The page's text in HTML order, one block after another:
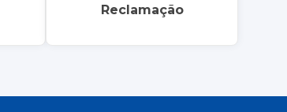
Reclamação